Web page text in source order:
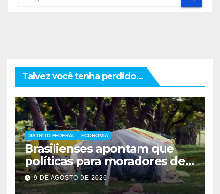
Talvez você tenha perdido...
DISTRITO FEDERAL ECONOMIA
Brasilienses apontam que
políticas para moradores de
rua influenciam voto
9 DE AGOSTO DE 2026